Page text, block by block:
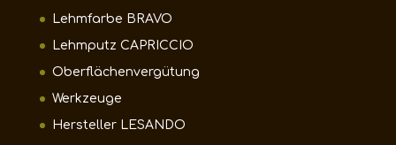
Lehmfarbe BRAVO
Lehmputz CAPRICCIO
Oberflächenvergütung
Werkzeuge
Hersteller LESANDO